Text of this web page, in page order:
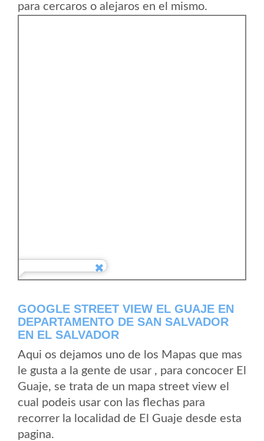
para cercaros o alejaros en el mismo.
GOOGLE STREET VIEW EL GUAJE EN
DEPARTAMENTO DE SAN SALVADOR
EN EL SALVADOR
Aqui os dejamos uno de los Mapas que mas
le gusta a la gente de usar , para concocer El
Guaje, se trata de un mapa street view el
cual podeis usar con las flechas para
recorrer la localidad de El Guaje desde esta
pagina.